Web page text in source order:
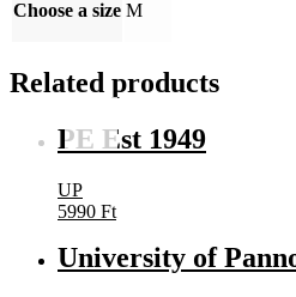
Choose a size M
Related products
PE Est 1949
UP
5990 Ft
University of